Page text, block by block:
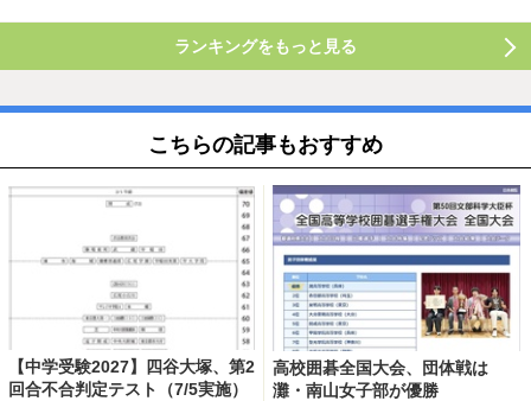
ランキングをもっと見る
こちらの記事もおすすめ
【中学受験2027】四谷大塚、第2
回合不合判定テスト（7/5実施）
高校囲碁全国大会、団体戦は
灘・南山女子部が優勝